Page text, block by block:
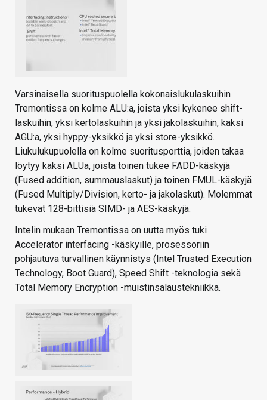
Varsinaisella suorituspuolella kokonaislukulaskuihin
Tremontissa on kolme ALU:a, joista yksi kykenee shift-
laskuihin, yksi kertolaskuihin ja yksi jakolaskuihin, kaksi
AGU:a, yksi hyppy-yksikkö ja yksi store-yksikkö.
Liukulukupuolella on kolme suoritusporttia, joiden takaa
löytyy kaksi ALUa, joista toinen tukee FADD-käskyjä
(Fused addition, summauslaskut) ja toinen FMUL-käskyjä
(Fused Multiply/Division, kerto- ja jakolaskut). Molemmat
tukevat 128-bittisiä SIMD- ja AES-käskyjä.
Intelin mukaan Tremontissa on uutta myös tuki
Accelerator interfacing -käskyille, prosessoriin
pohjautuva turvallinen käynnistys (Intel Trusted Execution
Technology, Boot Guard), Speed Shift -teknologia sekä
Total Memory Encryption -muistinsalaustekniikka.